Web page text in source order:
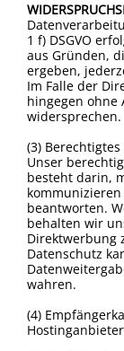
1 f) DSGVO
aus Gründen,
ergeben,
Im Falle der
hingegen ohne
widersprechen.
(3)
Unser
besteht darin,
beantworten.
behalten wir
Direktwerbung
Datenschutz
wahren.
(4)